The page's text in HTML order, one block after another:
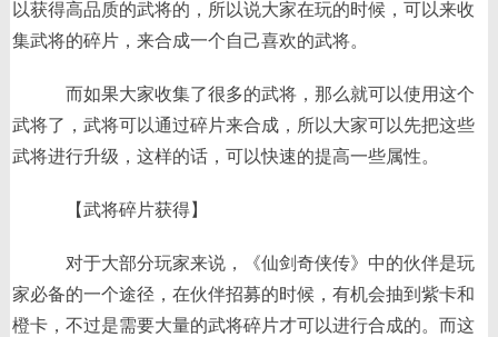
以获得高品质的武将的，所以说大家在玩的时候，可以来收
集武将的碎片，来合成一个自己喜欢的武将。
而如果大家收集了很多的武将，那么就可以使用这个
武将了，武将可以通过碎片来合成，所以大家可以先把这些
武将进行升级，这样的话，可以快速的提高一些属性。
【武将碎片获得】
对于大部分玩家来说，《仙剑奇侠传》中的伙伴是玩
家必备的一个途径，在伙伴招募的时候，有机会抽到紫卡和
橙卡，不过是需要大量的武将碎片才可以进行合成的。而这